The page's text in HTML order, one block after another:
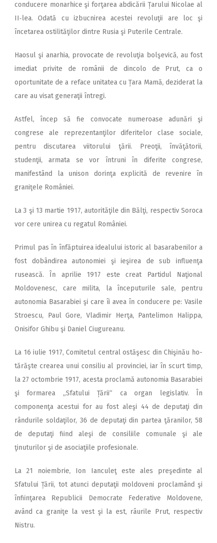
conducere monarhice şi forţarea abdicării Țarului Nicolae al
II‑lea. Odată cu izbucnirea acestei revoluţii are loc şi
încetarea ostilităţilor dintre Rusia şi Puterile Centrale.
Haosul şi anarhia, provocate de revoluţia bolşevică, au fost
imediat privite de românii de dincolo de Prut, ca o
oportunitate de a reface unitatea cu Țara Mamă, deziderat la
care au visat generaţii întregi.
Astfel, încep să fie convocate numeroase adunări şi
congrese ale reprezentanţilor diferitelor cla­se sociale,
pentru discutarea vii­torului ţării. Preoţii, învăţătorii,
studenţii, ar­mata se vor întruni în diferite congrese,
manifestând la unison dorinţa explicită de revenire în
graniţele României.
La 3 şi 13 martie 1917, auto­rităţile din Bălţi, respectiv Soro­ca
vor cere unirea cu regatul Ro­mâniei.
Primul pas în înfăptuirea idea­lului istoric al basarabenilor a
fost dobândirea autonomiei şi ieşirea de sub influenţa
rusească. În aprilie 1917 este creat Partidul Naţional
Moldovenesc, care mi­lita, la începuturile sale, pentru
autonomia Basarabiei şi care îi avea în conducere pe: Vasile
Stroescu, Paul Gore, Vladimir Herţa, Pantelimon Halippa,
Oni­sifor Ghibu şi Daniel Ciugureanu.
La 16 iulie 1917, Comitetul central ostăşesc din Chişinău ho­
tărăşte crearea unui consiliu al provinciei, iar în scurt timp,
la 27 octombrie 1917, acesta proclamă autonomia Basarabiei
şi formarea „Sfatului Țării“ ca organ legislativ. În
componenţa acestui for au fost aleşi 44 de deputaţi din
rândurile soldaţilor, 36 de deputaţi din partea ţăranilor, 58
de deputaţi fiind aleşi de consiliile comunale şi ale
ţinuturilor şi de asociaţiile profesionale.
La 21 noiembrie, Ion Ianculeţ este ales preşedinte al
Sfatului Țării, tot atunci deputaţii moldo­veni proclamând şi
înfiinţarea Republicii Democrate Federative Moldovene,
având ca graniţe la vest şi la est, râurile Prut, respectiv
Nistru.